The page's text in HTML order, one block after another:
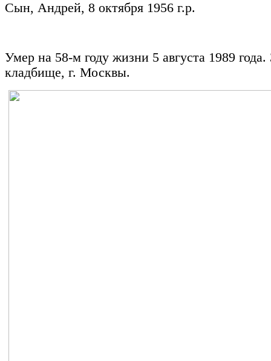
Сын, Андрей, 8 октября 1956 г.р.
Умер на 58-м году жизни 5 августа 1989
кладбище, г. Москвы.